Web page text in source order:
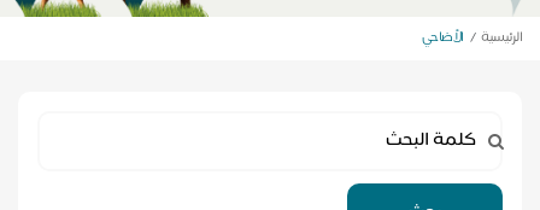
الرئيسية الأضاحي